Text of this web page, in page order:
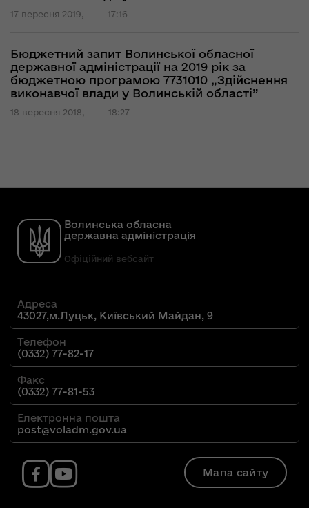
17 вересня 2019, 17:16
Бюджетний запит Волинської обласної
державної адміністрації на 2019 рік за
бюджетною програмою 7731010 „Здійснення
виконавчої влади у Волинській області”
18 вересня 2018, 18:27
Волинська обласна
державна адміністрація
Офіційний вебсайт
Адреса
43027,м.Луцьк, Київський Майдан, 9
Телефон
(0332) 77-82-17
Факс
(0332) 77-81-53
Електронна пошта
post@voladm.gov.ua
Мапа сайту